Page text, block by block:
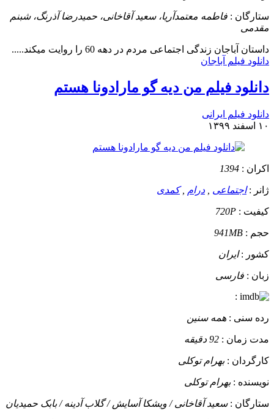
ستارگان : فاطمه معتمدآریا، سعید آقاخانی، حمیدرضا آذرنگ، شبنم
مقدمی
داستان آباجان زندگی اجتماعی مردم در دهه 60 را روایت میکند.....
دانلود فیلم آباجان
دانلود فیلم من دیه گو مارادونا هستم
دانلود فیلم ایرانی
۱۰ اسفند ۱۳۹۹
اکران : 1394
ژانر :اجتماعی درام ,کمدی
کیفیت : 720P
حجم : 941MB
کشور :ایران
زبان : فارسی
:
رده سنی : همه سنین
مدت زمان : 92 دقیقه
کارگردان :بهرام توکلی
نویسنده :بهرام توکلی
ستارگان :سعید آقاخانی / ویشکا آسایش / گلاب آدینه / بابک حمیدیان